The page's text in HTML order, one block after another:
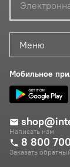
Меню
Мобильное
Написать нам
8 800 700
Заказать